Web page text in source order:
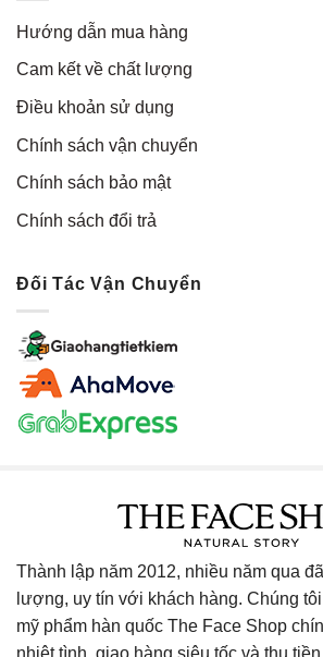
Hướng dẫn mua hàng
Cam kết về chất lượng
Điều khoản sử dụng
Chính sách vận chuyển
Chính sách bảo mật
Chính sách đổi trả
Đối Tác Vận Chuyển
Thành lập năm 2012, nhiều năm qua
lượng, uy tín với khách hàng. Chúng
mỹ phẩm hàn quốc The Face Shop
nhiệt tình, giao hàng siêu tốc và thu